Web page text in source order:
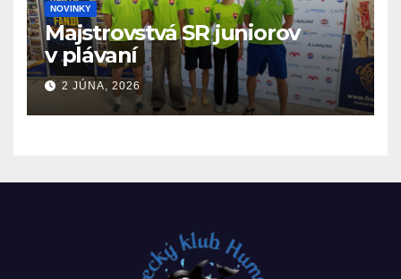
NOVINKY
Majstrovstvá SR juniorov
v plávaní
2 JÚNA, 2026